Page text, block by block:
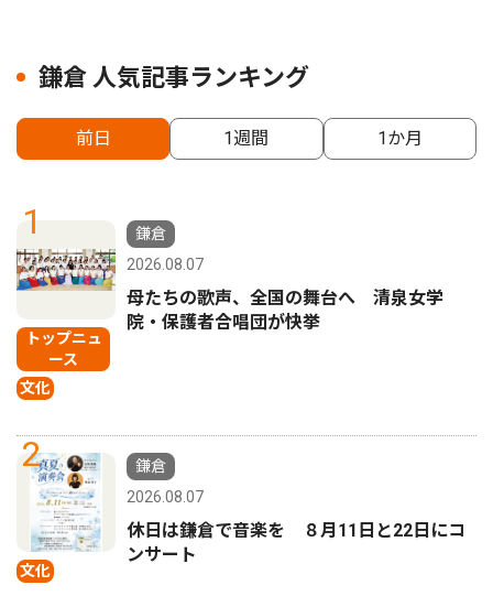
鎌倉 人気記事ランキング
前日 1週間 1か月
1
トップニュ
ース
文化
鎌倉
2026.08.07
母たちの歌声、全国の舞台へ 清泉女学
院・保護者合唱団が快挙
2
文化
鎌倉
2026.08.07
休日は鎌倉で音楽を ８月11日と22日にコ
ンサート